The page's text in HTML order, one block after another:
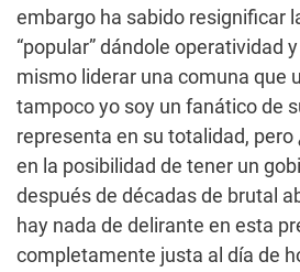
embargo ha sabido resignificar
“popular” dándole operatividad
mismo liderar una comuna que
tampoco yo soy un fanático de
representa en su totalidad, pero
en la posibilidad de tener un
después de décadas de brutal
hay nada de delirante en esta
completamente justa al día de